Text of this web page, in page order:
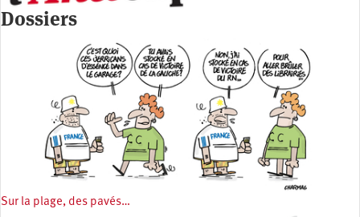
Dossiers
Sur la plage, des pavés…